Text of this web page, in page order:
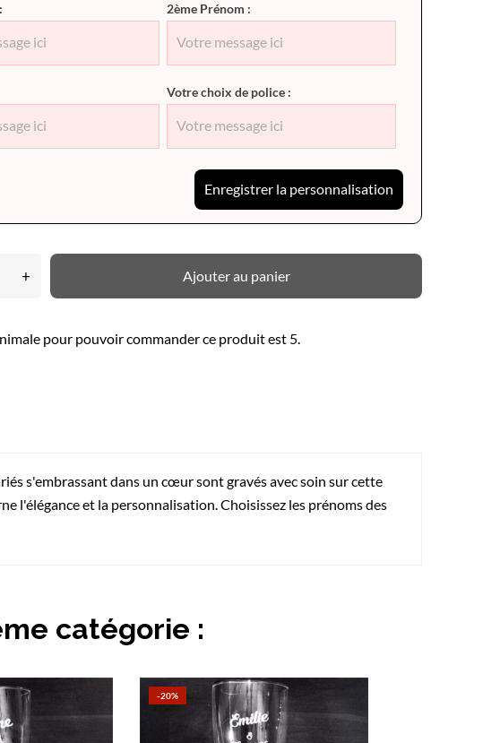
2ème Prénom :
Votre choix de police :
Enregistrer la personnalisation
+ Ajouter au panier
pour pouvoir commander ce produit est 5.
s'embrassant dans un cœur sont gravés avec soin sur cette
l'élégance et la personnalisation. Choisissez les prénoms des
catégorie :
-20%